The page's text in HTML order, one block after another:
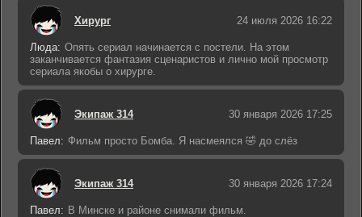
Хирург 24 июля 2026 16:22
Люда: Опять сериал начинается с постели. На этом
заканчивается фантазия сценаристов и лично мой просмотр
сериала якобы о хирурге.
Экипаж 314 30 января 2026 17:25
Павел: Фильм просто Бомба. Я насмеялся 🤣 до слёз
Экипаж 314 30 января 2026 17:24
Павел: В Минске и районе снимали фильм.